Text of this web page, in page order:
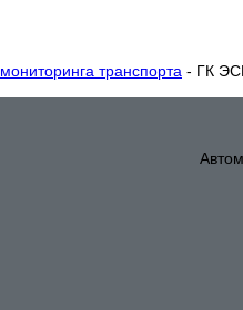
мониторинга транспорта - ГК